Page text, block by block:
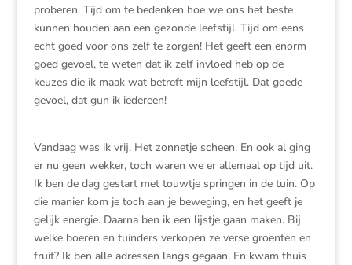
proberen. Tijd om te bedenken hoe we ons het beste
kunnen houden aan een gezonde leefstijl. Tijd om eens
echt goed voor ons zelf te zorgen! Het geeft een enorm
goed gevoel, te weten dat ik zelf invloed heb op de
keuzes die ik maak wat betreft mijn leefstijl. Dat goede
gevoel, dat gun ik iedereen!
Vandaag was ik vrij. Het zonnetje scheen. En ook al ging
er nu geen wekker, toch waren we er allemaal op tijd uit.
Ik ben de dag gestart met touwtje springen in de tuin. Op
die manier kom je toch aan je beweging, en het geeft je
gelijk energie. Daarna ben ik een lijstje gaan maken. Bij
welke boeren en tuinders verkopen ze verse groenten en
fruit? Ik ben alle adressen langs gegaan. En kwam thuis